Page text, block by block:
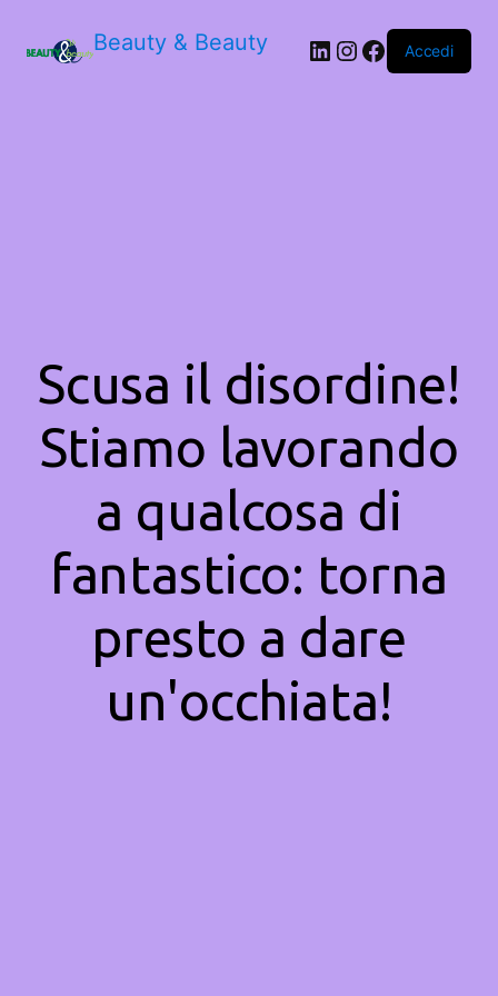
Beauty & Beauty LinkedIn
Instagram
Facebook
Accedi
Scusa il disordine!
Stiamo lavorando
a qualcosa di
fantastico: torna
presto a dare
un'occhiata!